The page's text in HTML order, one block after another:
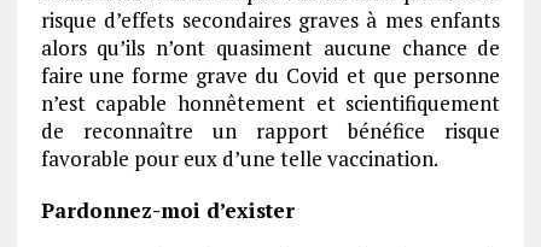
risque d’effets secondaires graves à mes enfants
alors qu’ils n’ont quasiment aucune chance de
faire une forme grave du Covid et que personne
n’est capable honnêtement et scientifiquement
de reconnaître un rapport bénéfice risque
favorable pour eux d’une telle vaccination.
Pardonnez-moi d’exister